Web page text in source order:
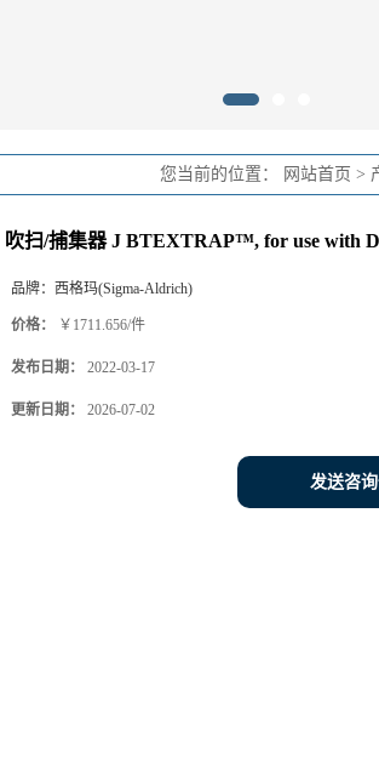
您当前的位置： 网站首页 >
吹扫/捕集器 J BTEXTRAP™, for use with
品牌： 西格玛(Sigma-Aldrich)
价格： ￥1711.656/件
发布日期： 2022-03-17
更新日期： 2026-07-02
发送咨